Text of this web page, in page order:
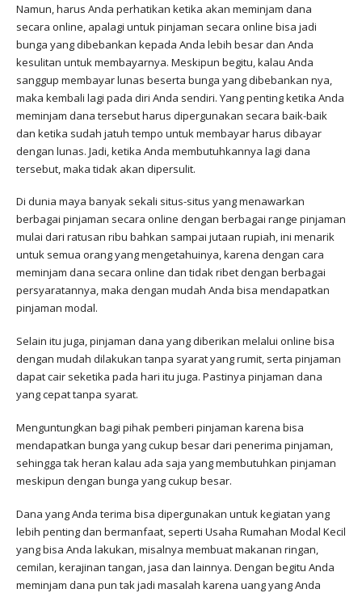
Namun, harus Anda perhatikan ketika akan meminjam dana
secara online, apalagi untuk pinjaman secara online bisa jadi
bunga yang dibebankan kepada Anda lebih besar dan Anda
kesulitan untuk membayarnya. Meskipun begitu, kalau Anda
sanggup membayar lunas beserta bunga yang dibebankan nya,
maka kembali lagi pada diri Anda sendiri. Yang penting ketika Anda
meminjam dana tersebut harus dipergunakan secara baik-baik
dan ketika sudah jatuh tempo untuk membayar harus dibayar
dengan lunas. Jadi, ketika Anda membutuhkannya lagi dana
tersebut, maka tidak akan dipersulit.
Di dunia maya banyak sekali situs-situs yang menawarkan
berbagai pinjaman secara online dengan berbagai range pinjaman
mulai dari ratusan ribu bahkan sampai jutaan rupiah, ini menarik
untuk semua orang yang mengetahuinya, karena dengan cara
meminjam dana secara online dan tidak ribet dengan berbagai
persyaratannya, maka dengan mudah Anda bisa mendapatkan
pinjaman modal.
Selain itu juga, pinjaman dana yang diberikan melalui online bisa
dengan mudah dilakukan tanpa syarat yang rumit, serta pinjaman
dapat cair seketika pada hari itu juga. Pastinya pinjaman dana
yang cepat tanpa syarat.
Menguntungkan bagi pihak pemberi pinjaman karena bisa
mendapatkan bunga yang cukup besar dari penerima pinjaman,
sehingga tak heran kalau ada saja yang membutuhkan pinjaman
meskipun dengan bunga yang cukup besar.
Dana yang Anda terima bisa dipergunakan untuk kegiatan yang
lebih penting dan bermanfaat, seperti Usaha Rumahan Modal Kecil
yang bisa Anda lakukan, misalnya membuat makanan ringan,
cemilan, kerajinan tangan, jasa dan lainnya. Dengan begitu Anda
meminjam dana pun tak jadi masalah karena uang yang Anda